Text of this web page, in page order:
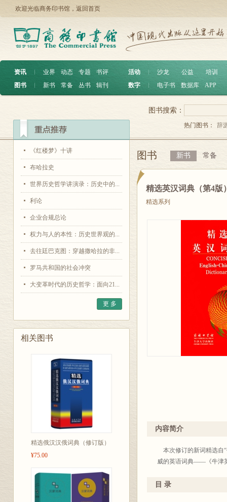
欢迎光临商务印书馆， 返回首页
资讯 ︱ 业界 动态 专题
书评
图书
︱ 新书 常备 丛书 辑刊
活动 沙龙 公益
培训
数字
电子书 数据库 APP
《红楼梦》十讲
布哈拉史
世界历史哲学讲演录：历史中的...
利论
企业合规总论
权力与人的本性：历史世界观的...
去往廷巴克图：穿越撒哈拉的非...
罗马共和国的社会冲突
大变革时代的历史哲学：面向21...
更 多
相关图书
精选俄汉汉俄词典（修订版）
¥75.00
图书搜索：
热门图书： 辞
图书 新书 常备
精选英汉词典（第4版
精选系列
内容简介
本次修订的新词精选自
威的英语词典——《牛津
目 录